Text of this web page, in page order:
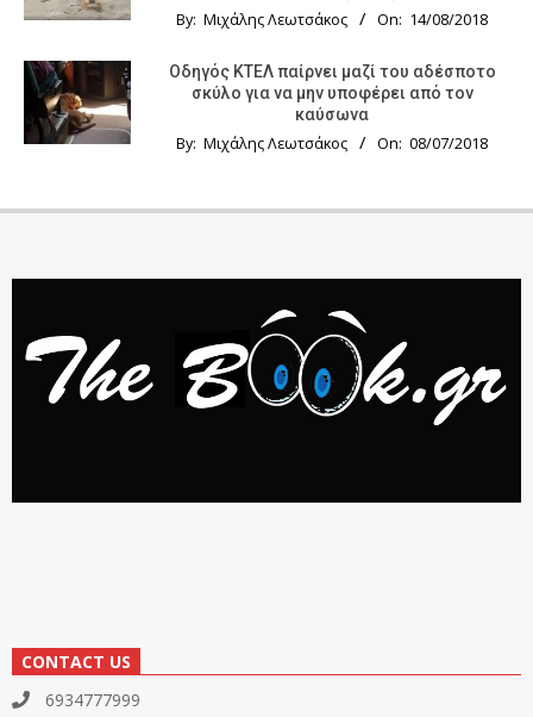
By: Μιχάλης Λεωτσάκος On: 14/08/2018
Οδηγός KTΕΛ παίρνει μαζί του αδέσποτο
σκύλο για να μην υποφέρει από τον
καύσωνα
By: Μιχάλης Λεωτσάκος On: 08/07/2018
CONTACT US
6934777999